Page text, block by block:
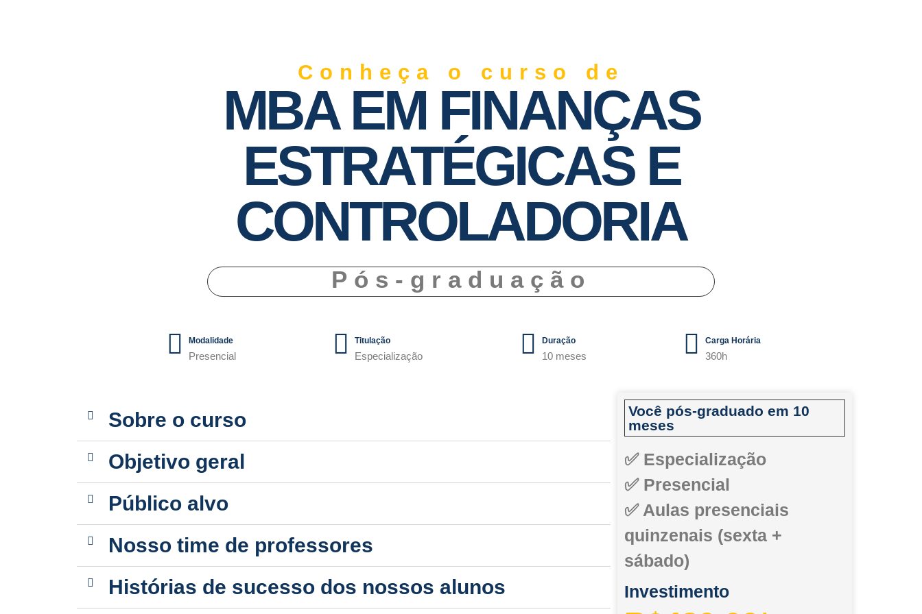
Conheça o curso de
MBA EM FINANÇAS
ESTRATÉGICAS E
CONTROLADORIA
Pós-graduação
Modalidade
Presencial
Titulação
Especialização
Duração
10 meses
Carga Horária
360h
Sobre o curso
Objetivo geral
Público alvo
Nosso time de professores
Histórias de sucesso dos nossos alunos
Você pós-graduado em 10
meses
✅ Especialização
✅ Presencial
✅ Aulas presenciais
quinzenais (sexta +
sábado)
Investimento